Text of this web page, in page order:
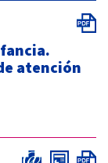
atención